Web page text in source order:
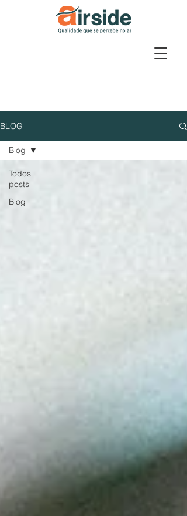
BLOG
Todos
posts
Blog
Blog